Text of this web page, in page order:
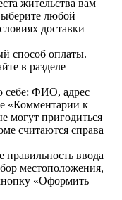
жительства вам
любой
доставки
способ оплаты.
в разделе
себе: ФИО, адрес
«Комментарии к
могут пригодиться
считаются справа
правильность ввода
местоположения,
«Оформить